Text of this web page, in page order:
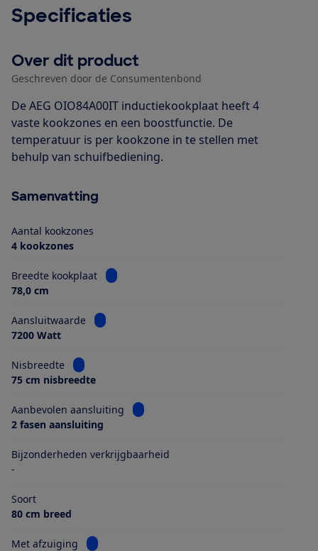
Specificaties
Over dit product
Geschreven door de Consumentenbond
De AEG OIO84A00IT inductiekookplaat heeft 4
vaste kookzones en een boostfunctie. De
temperatuur is per kookzone in te stellen met
behulp van schuifbediening.
Samenvatting
Aantal kookzones
4 kookzones
Breedte kookplaat
Bekijk informatie voor Breedte kookplaat
78,0 cm
Aansluitwaarde
Bekijk informatie voor Aansluitwaarde
7200 Watt
Nisbreedte
Bekijk informatie voor Nisbreedte
75 cm nisbreedte
Aanbevolen aansluiting
Bekijk informatie voor Aanbevolen
2 fasen aansluiting
Bijzonderheden verkrijgbaarheid
-
Soort
80 cm breed
Met afzuiging Bekijk informatie voor Met afzuiging